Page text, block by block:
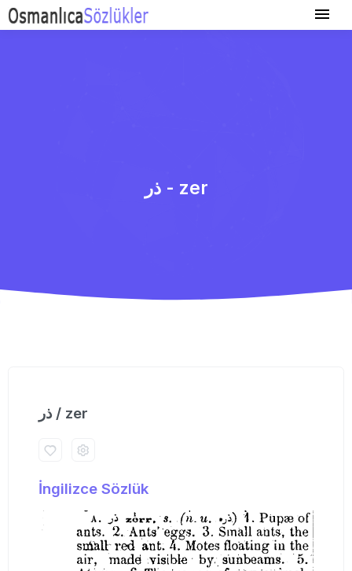
ذر - zer
ذر / zer
İngilizce Sözlük